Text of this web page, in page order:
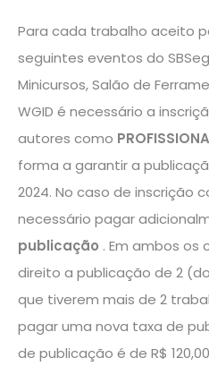
Para cada trabalho aceito
seguintes eventos do
Minicursos, Salão de
WGID é necessário a
autores como
forma a garantir a
2024. No caso de inscrição
necessário pagar
publicação . Em ambos os
direito a publicação de 2
que tiverem mais de 2
pagar uma nova taxa de
de publicação é de R$